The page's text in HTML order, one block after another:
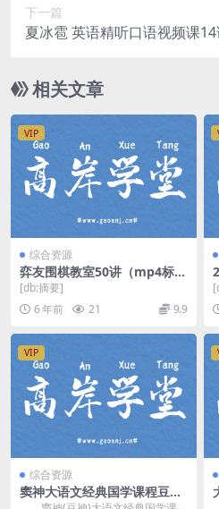
下一篇
夏冰雹 英语精听口语视频课
相关文章
VIP
综合资源
弈友围棋教室50讲（mp4标清
打包）百度网盘
[db:摘要]
6 年前
21 9.9
VIP
综合资源
窦神大语文经典国学课程豆伴